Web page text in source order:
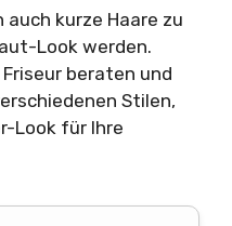
auch kurze Haare zu
Look werden.
beraten und
Stilen,
Look für Ihre